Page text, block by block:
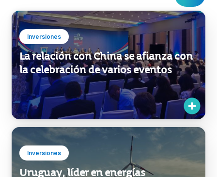
La relación con China se afianza con
la celebración de varios eventos
Inversiones
Uruguay, líder en energías
renovables